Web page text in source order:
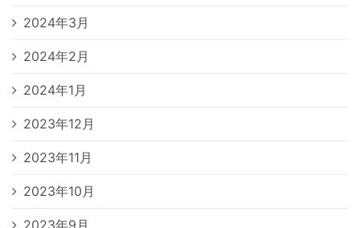
2024年3月
2024年2月
2024年1月
2023年12月
2023年11月
2023年10月